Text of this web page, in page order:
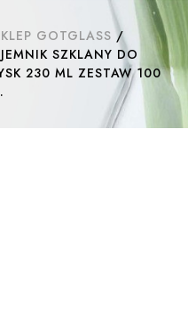
GOTGLASS /
SZKLANY DO
230 ML ZESTAW 100